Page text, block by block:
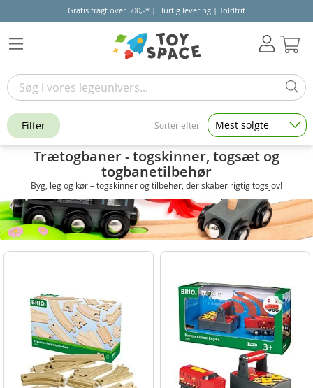
Gratis fragt over 500,-* | Hurtig levering | Toldfrit
Trætogbaner - togskinner, togsæt og
togbanetilbehør
Byg, leg og kør – togskinner og tilbehør, der skaber rigtig togsjov!
Filter Sorter efter Mest solgte